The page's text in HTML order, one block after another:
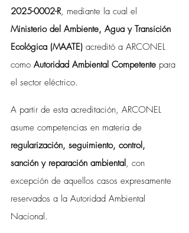
2025-0002-R, mediante la cual el
Ministerio del Ambiente, Agua y Transición
Ecológica (MAATE) acreditó a ARCONEL
como Autoridad Ambiental Competente para
el sector eléctrico.
A partir de esta acreditación, ARCONEL
asume competencias en materia de
regularización, seguimiento, control,
sanción y reparación ambiental, con
excepción de aquellos casos expresamente
reservados a la Autoridad Ambiental
Nacional.